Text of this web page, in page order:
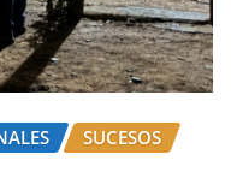
SUCESOS